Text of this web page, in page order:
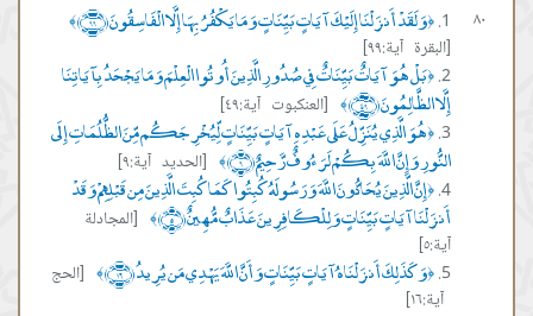
٨٠ ﴿وَلَقَدْ أَنزَلْنَا إِلَيْكَ آيَاتٍ بَيِّنَاتٍ وَمَا يَكْفُرُ بِهَا إِلَّا الْفَاسِقُونَ ﴿٩٩﴾ ﴾
[البقرة آية:٩٩]
﴿بَلْ هُوَ آيَاتٌ بَيِّنَاتٌ فِي صُدُورِ الَّذِينَ أُوتُوا الْعِلْمَ وَمَا يَجْحَدُ بِآيَاتِنَا
إِلَّا الظَّالِمُونَ ﴿٤٩﴾ ﴾ [العنكبوت آية:٤٩]
﴿هُوَ الَّذِي يُنَزِّلُ عَلَى عَبْدِهِ آيَاتٍ بَيِّنَاتٍ لِّيُخْرِجَكُم مِّنَ الظُّلُمَاتِ إِلَى
النُّورِ وَإِنَّ اللَّهَ بِكُمْ لَرَءُوفٌ رَّحِيمٌ ﴿٩﴾ ﴾ [الحديد آية:٩]
﴿إِنَّ الَّذِينَ يُحَادُّونَ اللَّهَ وَرَسُولَهُ كُبِتُوا كَمَا كُبِتَ الَّذِينَ مِن قَبْلِهِمْ وَقَدْ
أَنزَلْنَا آيَاتٍ بَيِّنَاتٍ وَلِلْكَافِرِينَ عَذَابٌ مُّهِينٌ ﴿٥﴾ ﴾
[المجادلة
آية:٥]
﴿وَكَذَلِكَ أَنزَلْنَاهُ آيَاتٍ بَيِّنَاتٍ وَأَنَّ اللَّهَ يَهْدِي مَن يُرِيدُ ﴿١٦﴾ ﴾
[الحج
آية:١٦]